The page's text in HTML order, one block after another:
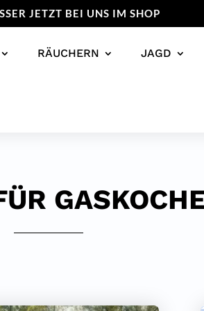
JETZT BEI UNS IM SHOP
RÄUCHERN JAGD